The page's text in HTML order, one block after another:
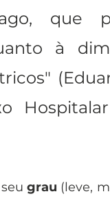
que
à
seu grau (leve,